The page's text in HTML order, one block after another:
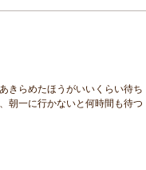
きらめたほうがいいくらい待ち
朝一に行かないと何時間も待つ